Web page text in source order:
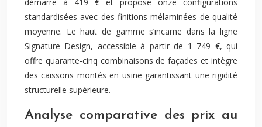
standardisées avec des finitions mélaminées de qualité
moyenne. Le haut de gamme s’incarne dans la ligne
Signature Design, accessible à partir de 1 749 €, qui
offre quarante-cinq combinaisons de façades et intègre
des caissons montés en usine garantissant une rigidité
structurelle supérieure.
Analyse comparative des prix au